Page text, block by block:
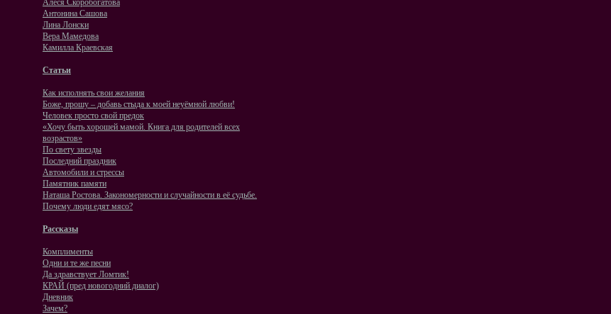
Алеся Скоробогатова
Антонина Сашова
Лина Лонски
Вера Мамедова
Камилла Краевская
Статьи
Как исполнять свои желания
Боже, прошу – добавь стыда к моей неуёмной любви!
Человек просто свой предок
«Хочу быть хорошей мамой. Книга для родителей всех
возрастов»
По свету звезды
Последний праздник
Автомобили и стрессы
Памятник памяти
Наташа Ростова. Закономерности и случайности в её судьбе.
Почему люди едят мясо?
Рассказы
Комплименты
Одни и те же песни
Да здравствует Ломтик!
КРАЙ (пред новогодний диалог)
Дневник
Зачем?